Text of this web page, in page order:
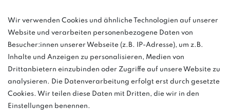
info@bonvenon.de
03763 4048350
Montag - Freitag, 08:00 - 16:00
Anrufe aus dem dt. Festnetz zum Ortstarif, Preise aus dem Mobilfunknetz
ggf. abweichend (abhängig vom Provider).
Wir verwenden Cookies und ähnliche Technologien auf unserer
Website und verarbeiten personenbezogene Daten von
Besucher:innen unserer Webseite (z.B. IP-Adresse), um z.B.
Inhalte und Anzeigen zu personalisieren, Medien von
Drittanbietern einzubinden oder Zugriffe auf unsere Website zu
analysieren. Die Datenverarbeitung erfolgt erst durch gesetzte
Cookies. Wir teilen diese Daten mit Dritten, die wir in den
Einstellungen benennen.